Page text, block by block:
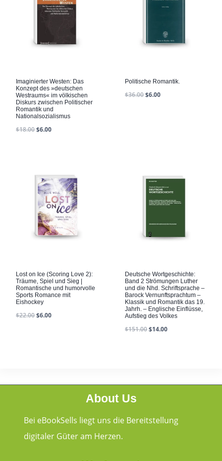
Imaginierter Westen: Das
Konzept des »deutschen
Westraums« im völkischen
Diskurs zwischen Politischer
Romantik und
Nationalsozialismus
$18.00$6.00
Politische Romantik.
$36.00$6.00
Lost on Ice (Scoring Love 2):
Träume, Spiel und Sieg |
Romantische und humorvolle
Sports Romance mit
Eishockey
$22.00$6.00
Deutsche Wortgeschichte:
Band 2 Strömungen Luther
und die Nhd. Schriftsprache –
Barock Vernunftsprachtum –
Klassik und Romantik das 19.
Jahrh. – Englische Einflüsse,
Aufstieg des Volkes
$151.00$14.00
About Us
Bei eBookSells liegt uns die Bereitstellung
digitaler Güter am Herzen.